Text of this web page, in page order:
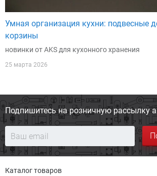
Умная организация кухни: подвесные
корзины
новинки от AKS для кухонного хранения
25 марта 2026
Подпишитесь на розничную рассылку
Каталог товаров